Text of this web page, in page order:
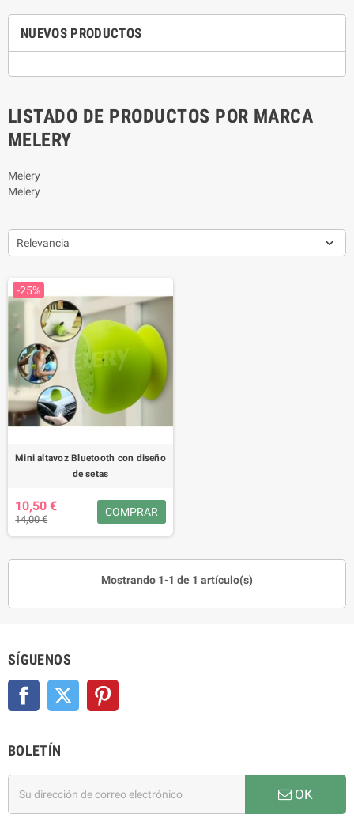
NUEVOS PRODUCTOS
LISTADO DE PRODUCTOS POR MARCA
MELERY
Melery
Melery
Relevancia
-25%
Mini altavoz Bluetooth con diseño
de setas
10,50 €
14,00 €
COMPRAR
Mostrando 1-1 de 1 artículo(s)
SÍGUENOS
Facebook Twitter
BOLETÍN
OK